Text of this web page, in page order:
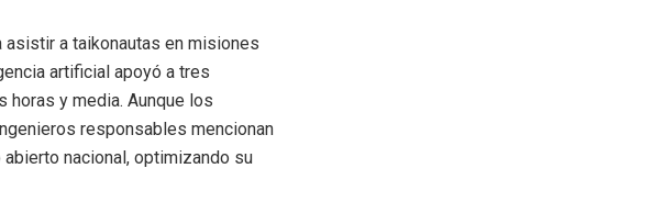
asistir a taikonautas en misiones
artificial apoyó a tres
horas y media. Aunque los
responsables mencionan
nacional, optimizando su